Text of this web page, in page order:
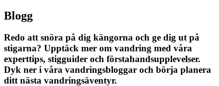
Blogg
Redo att snöra på dig kängorna och ge dig ut på
stigarna? Upptäck mer om vandring med våra
experttips, stigguider och förstahandsupplevelser.
Dyk ner i våra vandringsbloggar och börja planera
ditt nästa vandringsäventyr.